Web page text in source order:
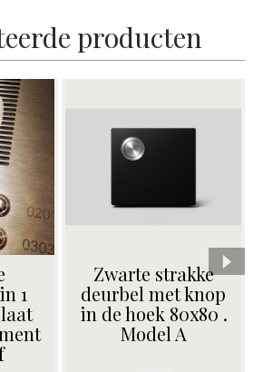
producten
Strakke vierkante
inox deurbel.
Belknop bovenaan.
Model A